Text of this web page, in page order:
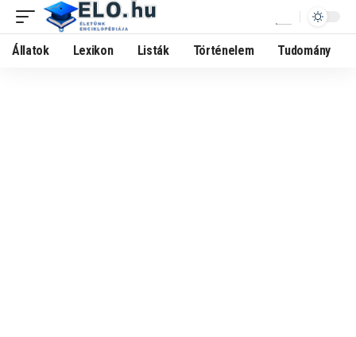
Állatok Lexikon Listák Történelem Tudomány